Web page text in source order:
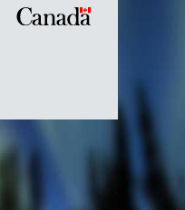
Canada